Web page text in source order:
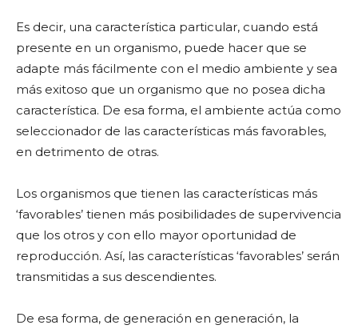
Es decir, una característica particular, cuando está
presente en un organismo, puede hacer que se
adapte más fácilmente con el medio ambiente y sea
más exitoso que un organismo que no posea dicha
característica. De esa forma, el ambiente actúa como
seleccionador de las características más favorables,
en detrimento de otras.
Los organismos que tienen las características más
‘favorables’ tienen más posibilidades de supervivencia
que los otros y con ello mayor oportunidad de
reproducción. Así, las características ‘favorables’ serán
transmitidas a sus descendientes.
De esa forma, de generación en generación, la